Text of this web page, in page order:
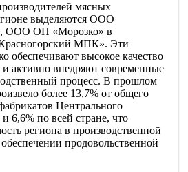
мясных
выделяются ООО
ООО ОП «Морозко» в
МПК». Эти
обеспечивают высокое качество
активно внедряют современные
процесс. В прошлом
более 13,7% от общего
Центрального
6,6% по всей стране, что
региона в производственной
продовольственной